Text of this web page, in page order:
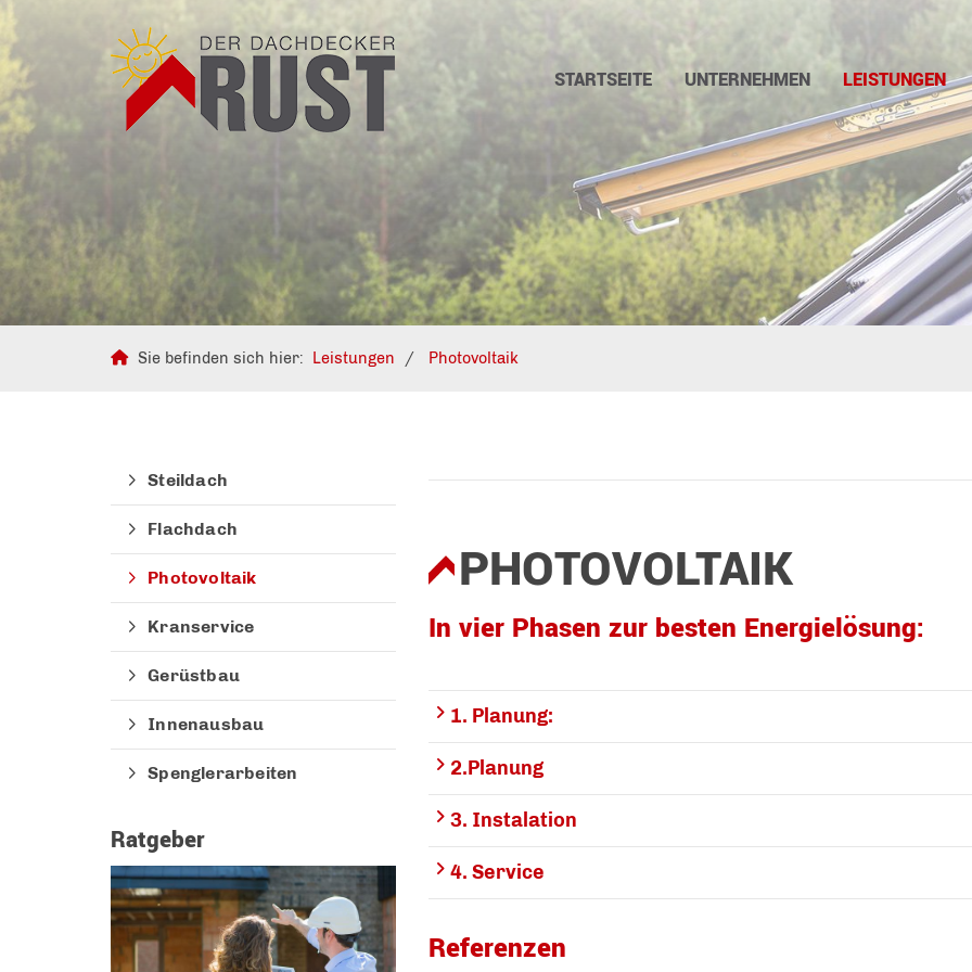
STARTSEITE UNTERNEHMEN LEISTUNGEN
Sie befinden sich hier: Leistungen Photovoltaik
PHOTOVOLTAIK
In vier Phasen zur besten Energielösung:
1. Planung:
2.Planung
3. Instalation
4. Service
Referenzen
Steildach
Flachdach
Photovoltaik
Kranservice
Gerüstbau
Innenausbau
Spenglerarbeiten
Ratgeber